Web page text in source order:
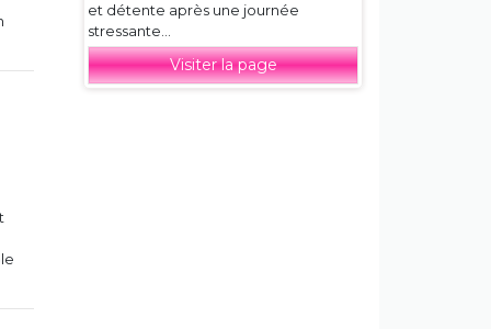
et détente après une journée
stressante...
Visiter la page